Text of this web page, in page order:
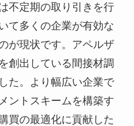
不定期の取り引きを行
て多くの企業が有効な
が現状です。アペルザ
創出している間接材調
た。より幅広い企業で
ントスキームを構築す
買の最適化に貢献した